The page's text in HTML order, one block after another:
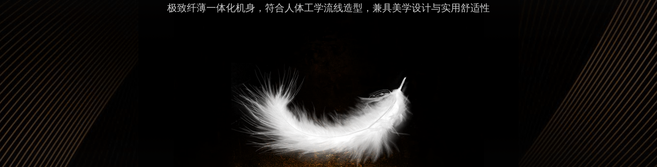
极致纤薄一体化机身，符合人体工学流线造型，兼具美学设计与实用舒适性